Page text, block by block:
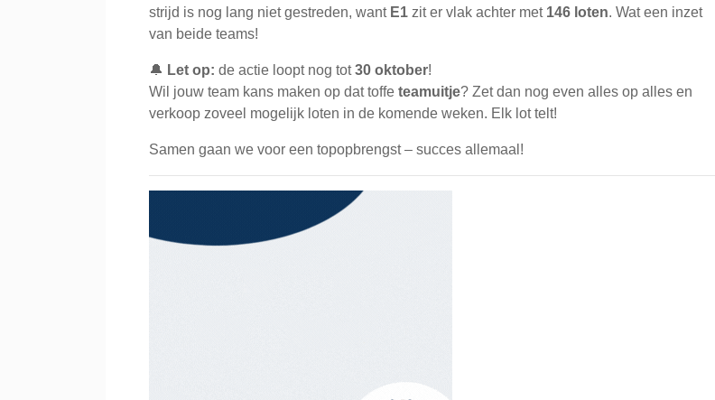
strijd is nog lang niet gestreden, want E1 zit er vlak achter met 146 loten. Wat een inzet
van beide teams!
🔔 Let op: de actie loopt nog tot30 oktober!
Wil jouw team kans maken op dat toffe teamuitje? Zet dan nog even alles op alles en
verkoop zoveel mogelijk loten in de komende weken. Elk lot telt!
Samen gaan we voor een topopbrengst – succes allemaal!